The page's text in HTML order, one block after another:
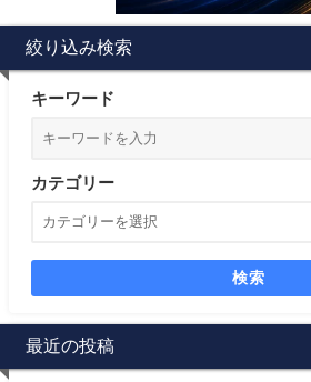
絞り込み検索
キーワード
カテゴリー
検索
最近の投稿